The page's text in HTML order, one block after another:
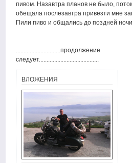
пивом. Назавтра планов не было,
обещала послезавтра привезти мне
Пили пиво и общались до поздней
.............................продолжение
следует.......................................
ВЛОЖЕНИЯ